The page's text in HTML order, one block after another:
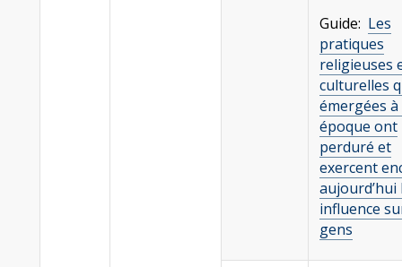
Guide: Les
pratiques
religieuses
culturelles
émergées
époque ont
perduré et
exercent
aujourd’hui
influence
gens